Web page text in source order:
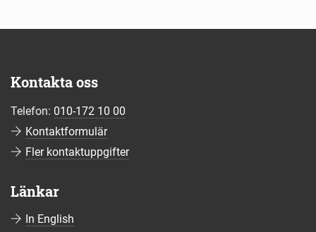
Kontakta oss
Telefon: 010-172 10 00
Kontaktformulär
Fler kontaktuppgifter
Länkar
In English